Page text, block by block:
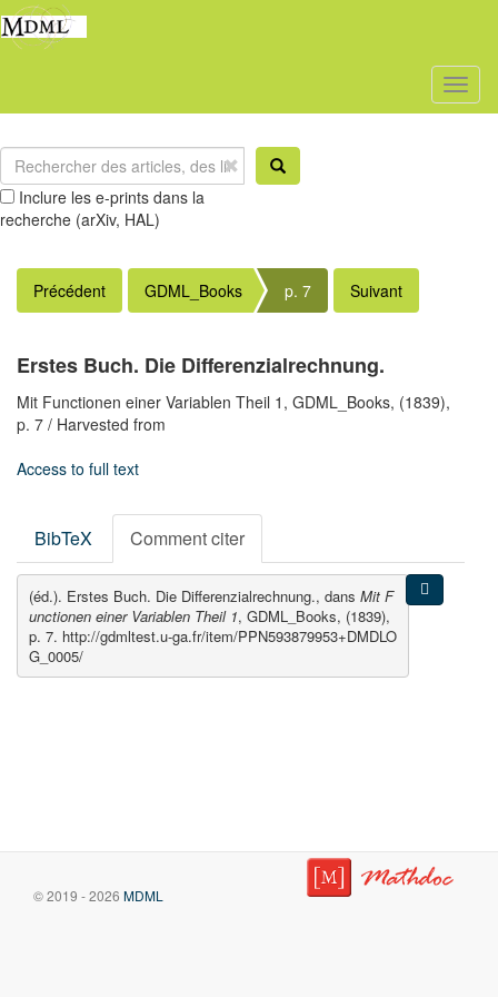
Inclure les e-prints dans la
recherche (arXiv, HAL)
Précédent GDML_Books p. 7 Suivant
Erstes Buch. Die Differenzialrechnung.
Mit Functionen einer Variablen Theil 1, GDML_Books, (1839),
p. 7 / Harvested from
Access to full text
BibTeX Comment citer
(éd.). Erstes Buch. Die Differenzialrechnung., dans Mit F
unctionen einer Variablen Theil 1, GDML_Books, (1839),
p. 7. http://gdmltest.u-ga.fr/item/PPN593879953+DMDLO
G_0005/
© 2019 - 2026 MDML